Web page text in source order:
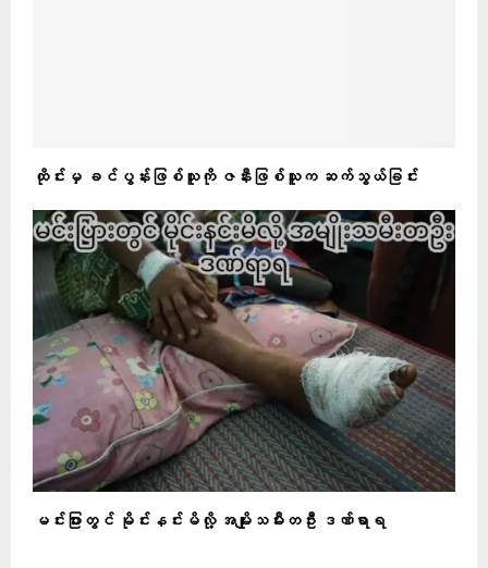
ထိုင်းမှ ခင်ပွန်းဖြစ်သူကို ဇနီးဖြစ်သူက ဆက်သွယ်ခြင်း
မင်းပြားတွင် မိုင်းနင်းမိလို့ အမျိုးသမီးတဦး ဒဏ်ရာရ